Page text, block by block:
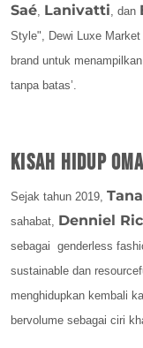
Saé Lanivatti , dan
Style", Dewi Luxe
brand untuk
tanpa batas’.
Kisah Hidup
Sejak tahun 2019,
sahabat, Denniel
sebagai genderless
sustainable dan
menghidupkan kembali
bervolume sebagai ciri